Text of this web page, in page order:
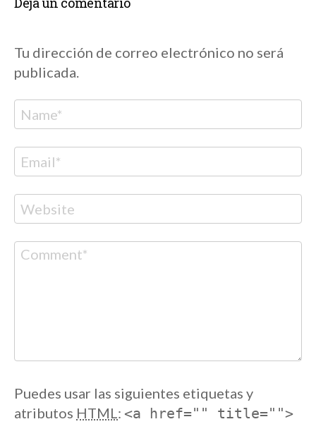
Tu dirección de correo electrónico no será
publicada.
Nombre
Correo
electrónico
Web
Comentario
Puedes usar las siguientes etiquetas y
atributos HTML : <a href="" title="">